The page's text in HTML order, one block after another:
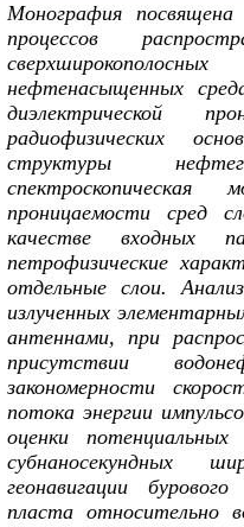
Монография посвящена
процессов
нефтенасыщенных
диэлектрической
радиофизических
структуры
спектроскопическая
проницаемости сред
качестве входных
петрофизические
отдельные слои.
излученных
антеннами, при
присутствии
закономерности
потока энергии
оценки
субнаносекундных
геонавигации
пласта относительно